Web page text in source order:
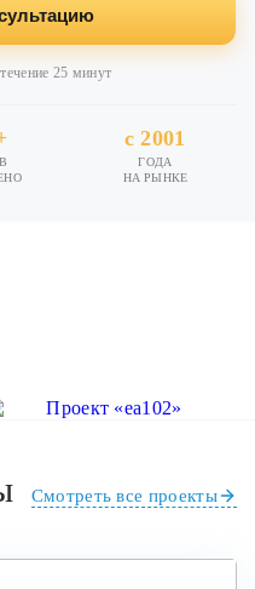
25 минут
с 2001
ГОДА
НА РЫНКЕ
Смотреть все проекты